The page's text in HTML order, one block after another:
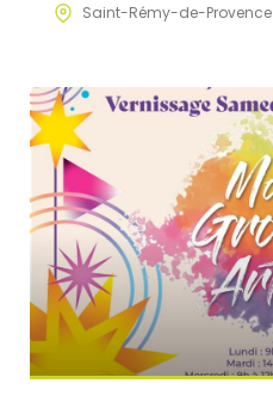
Saint-Rémy-de-Provence